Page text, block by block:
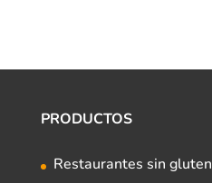
PRODUCTOS
Restaurantes sin gluten